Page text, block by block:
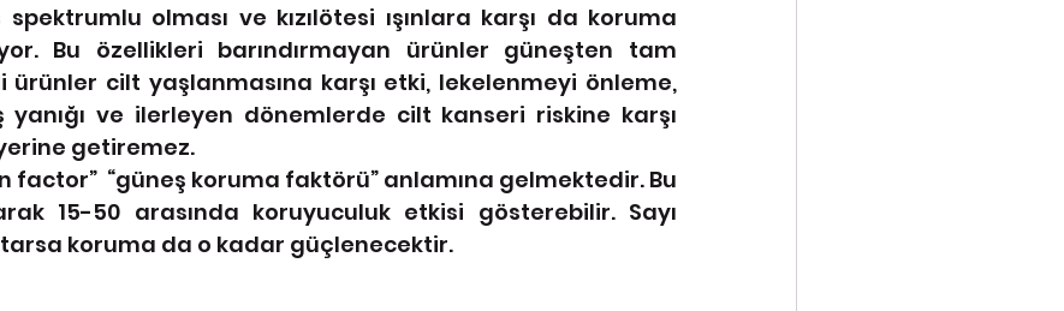
olması ve kızılötesi ışınlara karşı da koruma
Bu özellikleri barındırmayan ürünler güneşten tam
cilt yaşlanmasına karşı etki, lekelenmeyi önleme,
ve ilerleyen dönemlerde cilt kanseri riskine karşı
getiremez.
factor”  “güneş koruma faktörü” anlamına gelmektedir. Bu
15-50 arasında koruyuculuk etkisi gösterebilir. Sayı
koruma da o kadar güçlenecektir.